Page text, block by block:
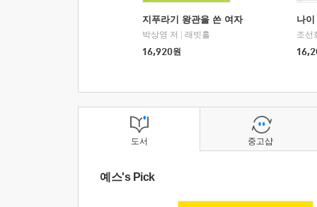
지푸라기 왕관을 쓴 여자
박상영 저
래빗홀
16,920원
나
조선
도서
예스's Pick
중고샵